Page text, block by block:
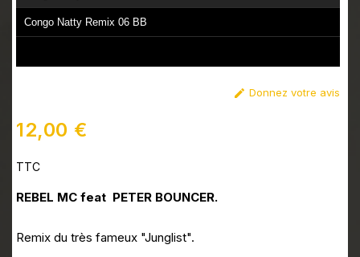
Congo Natty Remix 06 BB
 Donnez votre avis
12,00 €
TTC
REBEL MC feat PETER BOUNCER.
Remix du très fameux "Junglist".